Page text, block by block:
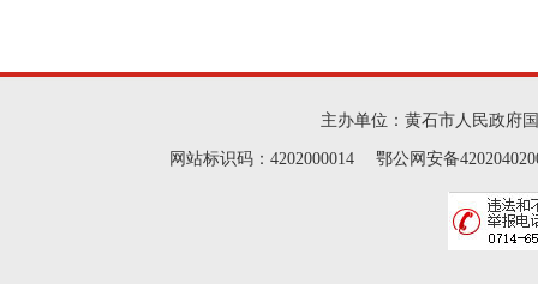
主办单位：黄石市人民政府
网站标识码：4202000014 鄂公网安备